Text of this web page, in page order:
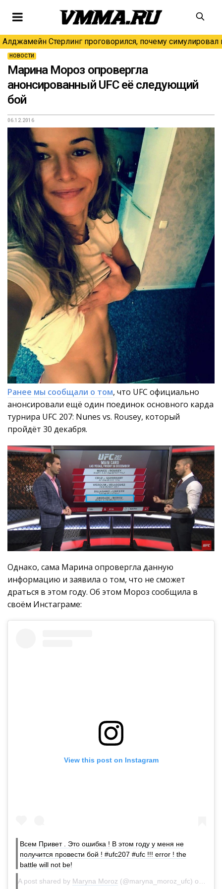
Алджамейн Стерлинг проговорился, почему симулировал
НОВОСТИ
Марина Мороз опровергла
анонсированный UFC её следующий
бой
06.12.2016
Ранее мы сообщали о том, что UFC официально
анонсировали ещё один поединок основного карда
турнира UFC 207: Nunes vs. Rousey, который
пройдёт 30 декабря.
Однако, сама Марина опровергла данную
информацию и заявила о том, что не сможет
драться в этом году. Об этом Мороз сообщила в
своём Инстаграме:
View this post on Instagram
Всем Привет . Это ошибка ! В этом году у меня не
получится провести бой ! #ufc207 #ufc !!! error ! the
battle will not be!
A post shared by Maryna Moroz (@maryna_moroz_ufc) on